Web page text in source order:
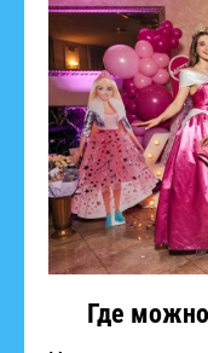
Где